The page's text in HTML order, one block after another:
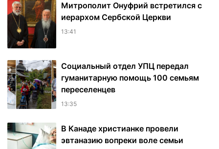
Митрополит Онуфрий встретился с
иерархом Сербской Церкви
13:41
Социальный отдел УПЦ передал
гуманитарную помощь 100 семьям
переселенцев
13:35
В Канаде христианке провели
эвтаназию вопреки воле семьи